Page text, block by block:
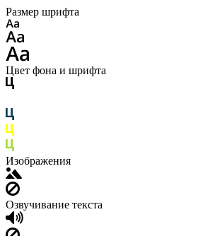
Размер шрифта
Цвет фона и шрифта
Изображения
Озвучивание текста